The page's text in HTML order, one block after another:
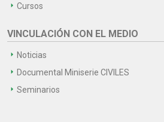
Cursos
VINCULACIÓN CON EL MEDIO
Noticias
Documental Miniserie CIVILES
Seminarios